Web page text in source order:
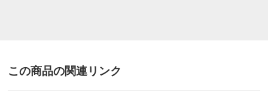
この商品の関連リンク